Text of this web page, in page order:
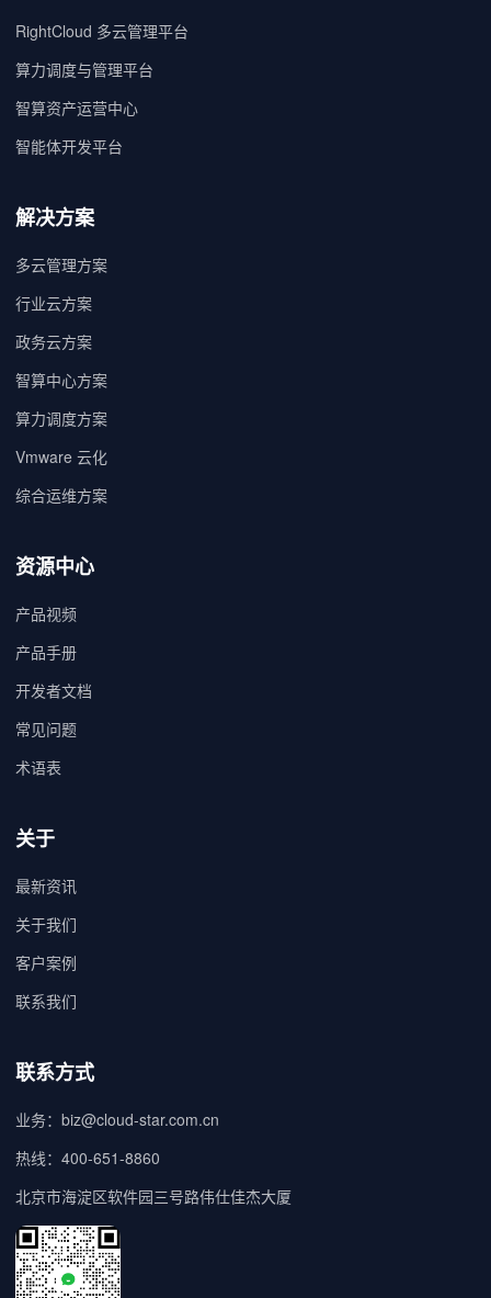
RightCloud 多云管理平台
算力调度与管理平台
智算资产运营中心
智能体开发平台
解决方案
多云管理方案
行业云方案
政务云方案
智算中心方案
算力调度方案
Vmware 云化
综合运维方案
资源中心
产品视频
产品手册
开发者文档
常见问题
术语表
关于
最新资讯
关于我们
客户案例
联系我们
联系方式
业务： biz@cloud-star.com.cn
热线： 400-651-8860
北京市海淀区软件园三号路伟仕佳杰大厦